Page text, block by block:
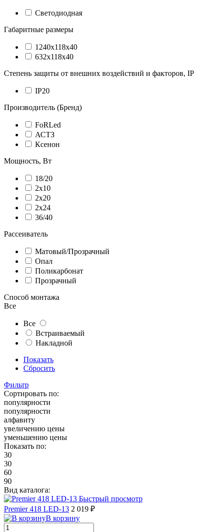
Светодиодная
Габаритные размеры
1240х118х40
632х118х40
Степень защиты от внешних воздействий и факторов, IP
IP20
Производитель (Бренд)
FoRLed
АСТЗ
Ксенон
Мощность, Вт
18/20
2х10
2х20
2х24
36/40
Рассеиватель
Матовый/Прозрачный
Опал
Поликарбонат
Прозрачный
Способ монтажа
Все
Все
Встраиваемый
Накладной
Показать
Сбросить
Фильтр
Сортировать по:
популярности
популярности
алфавиту
увеличению цены
уменьшению цены
Показать по:
30
30
60
90
Вид каталога:
Быстрый просмотр
Premier 418 LED-13 2 019 ₽
В корзину